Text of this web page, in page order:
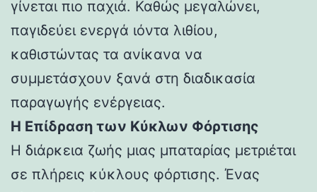
γίνεται πιο παχιά. Καθώς μεγαλώνει,
παγιδεύει ενεργά ιόντα λιθίου,
καθιστώντας τα ανίκανα να
συμμετάσχουν ξανά στη διαδικασία
παραγωγής ενέργειας.
Η Επίδραση των Κύκλων Φόρτισης
Η διάρκεια ζωής μιας μπαταρίας μετριέται
σε πλήρεις κύκλους φόρτισης. Ένας